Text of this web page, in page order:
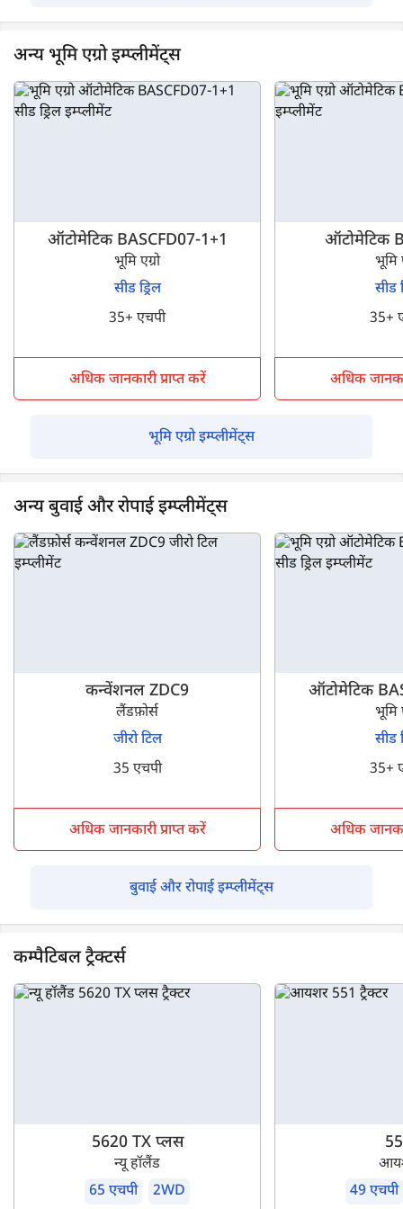
अन्य भूमि एग्रो इम्प्लीमेंट्स
ऑटोमेटिक BASCFD07-1+1
भूमि एग्रो
सीड ड्रिल
35+ एचपी
अधिक जानकारी प्राप्त करें
ऑटोमेटिक
भूमि
सीड
35+
अधिक
भूमि एग्रो इम्प्लीमेंट्स
अन्य बुवाई और रोपाई इम्प्लीमेंट्स
कन्वेंशनल ZDC9
लैंडफ़ोर्स
जीरो टिल
35 एचपी
अधिक जानकारी प्राप्त करें
ऑटोमेटिक
भूमि
सीड
35+
अधिक
बुवाई और रोपाई इम्प्लीमेंट्स
कम्पैटिबल ट्रैक्टर्स
5620 TX प्लस
न्यू हॉलैंड
65 एचपी
2WD
49 एचपी